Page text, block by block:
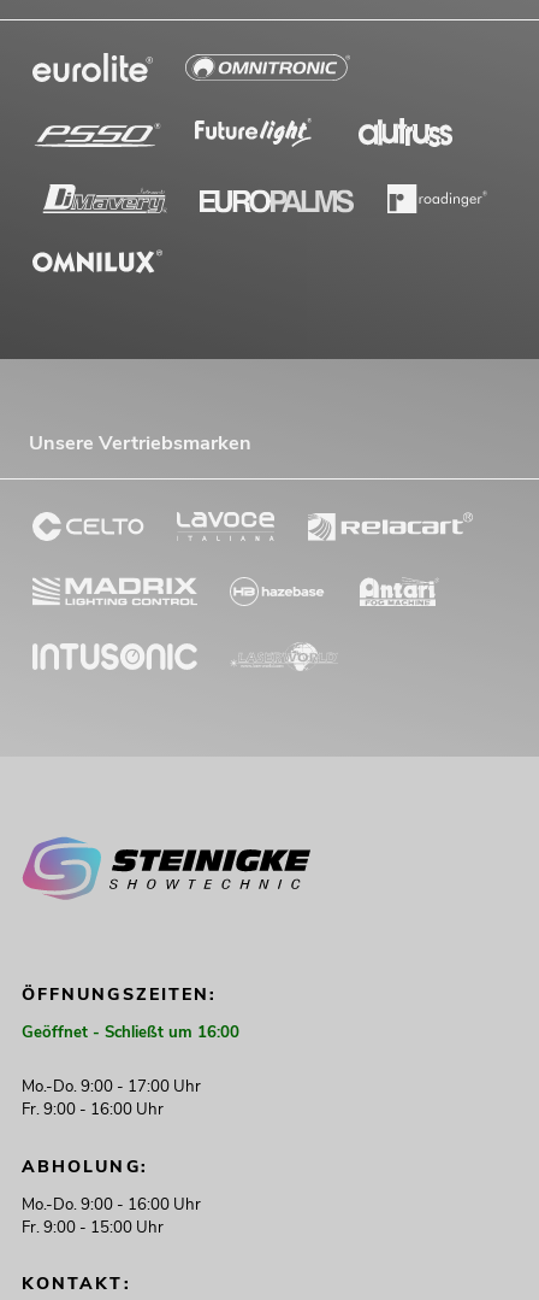
Unsere Vertriebsmarken
ÖFFNUNGSZEITEN:
Geöffnet - Schließt um 16:00
Mo.-Do. 9:00 - 17:00 Uhr
Fr. 9:00 - 16:00 Uhr
ABHOLUNG:
Mo.-Do. 9:00 - 16:00 Uhr
Fr. 9:00 - 15:00 Uhr
KONTAKT: